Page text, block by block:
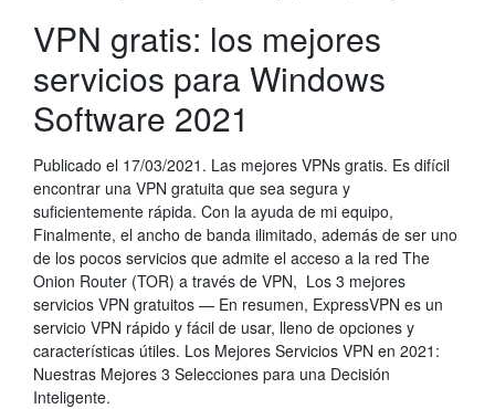
VPN gratis: los mejores
servicios para Windows
Software 2021
Publicado el 17/03/2021. Las mejores VPNs gratis. Es difícil
encontrar una VPN gratuita que sea segura y
suficientemente rápida. Con la ayuda de mi equipo,
Finalmente, el ancho de banda ilimitado, además de ser uno
de los pocos servicios que admite el acceso a la red The
Onion Router (TOR) a través de VPN, Los 3 mejores
servicios VPN gratuitos — En resumen, ExpressVPN es un
servicio VPN rápido y fácil de usar, lleno de opciones y
características útiles. Los Mejores Servicios VPN en 2021:
Nuestras Mejores 3 Selecciones para una Decisión
Inteligente.